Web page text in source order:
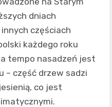
dniach
częściach
każdego roku
tempo nasadzeń jest
– część drzew sadzi
co jest